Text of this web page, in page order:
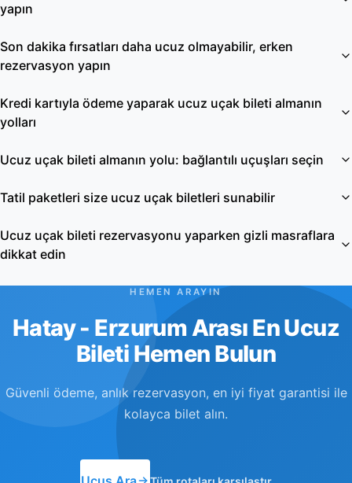
yapın
Son dakika fırsatları daha ucuz olmayabilir, erken
rezervasyon yapın
Kredi kartıyla ödeme yaparak ucuz uçak bileti almanın
yolları
Ucuz uçak bileti almanın yolu: bağlantılı uçuşları seçin
Tatil paketleri size ucuz uçak biletleri sunabilir
Ucuz uçak bileti rezervasyonu yaparken gizli masraflara
dikkat edin
HEMEN ARAYIN
Hatay - Erzurum Arası En Ucuz
Bileti Hemen Bulun
Güvenli ödeme, anlık rezervasyon, en iyi fiyat garantisi ile
kolayca bilet alın.